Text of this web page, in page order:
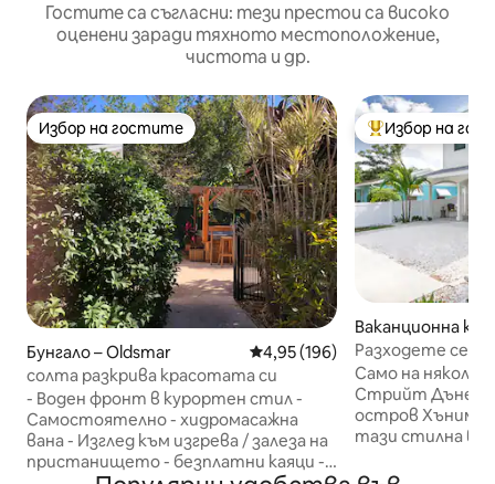
Гостите са съгласни: тези престои са високо
оценени заради тяхното местоположение,
чистота и др.
Избор на гостите
Избор на гостите
Бунгало – Oldsmar Средна оценка: 4,95 от 5,
4,95 (196)
солта разкрива красотата си
- Воден фронт в курортен стил -
Самостоятелно - хидромасажна
вана - Изглед към изгрева / залеза на
пристанището - безплатни каяци -
Най-популярен
Избор на
Ваканционна
дин
Разходете се
крайбрежието,
плажовете
Само на
Стрийт
остров
тази стилна
крайбрежен